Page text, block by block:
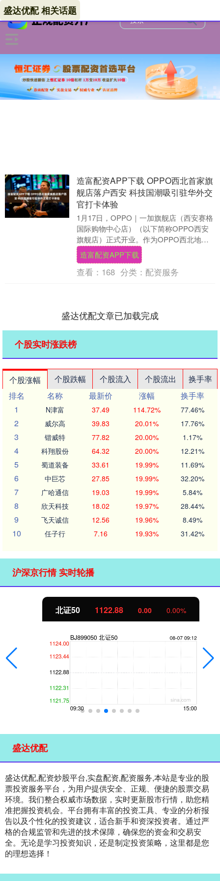
盛达优配 相关话题
造富配资APP下载 OPPO西北首家旗
舰店落户西安 科技国潮吸引驻华外交
官打卡体验
1月17日，OPPO｜一加旗舰店（西安赛格
国际购物中心店）（以下简称OPPO西安
旗舰店）正式开业。作为OPPO西北地区
首家旗舰店，门店以“年轻人的城市公园”为
定....
造富配资APP下载
查看： 168 分类： 配资服务
盛达优配文章已加载完成
个股实时涨跌榜
个股涨幅 个股跌幅 个股流入 个股流出
换手率
排名
名称 最新价 涨幅
换手率
1
N津富 37.49 114.72% 77.46%
2 威尔高 39.83 20.01% 17.76%
3 锴威特 77.82 20.00% 1.17%
4 科翔股份 64.32 20.00% 12.21%
5 蜀道装备 33.61 19.99% 11.69%
6 中巨芯 27.85 19.99% 32.20%
7 广哈通信 19.03 19.99% 5.84%
8 欣天科技 18.02 19.97% 28.44%
9 飞天诚信 12.56 19.96% 8.49%
10 任子行 7.16 19.93% 31.42%
沪深京行情 实时轮播
北证50 1122.88 0.00 0.00%
盛达优配
盛达优配,配资炒股平台,实盘配资,配资服务,本站是专业的股
票投资服务平台，为用户提供安全、正规、便捷的股票交易
环境。我们整合权威市场数据，实时更新股市行情，助您精
准把握投资机会。平台拥有丰富的投资工具、专业的分析报
告以及个性化的投资建议，适合新手和资深投资者。通过严
格的合规监管和先进的技术保障，确保您的资金和交易安
全。无论是学习投资知识，还是制定投资策略，这里都是您
的理想选择！